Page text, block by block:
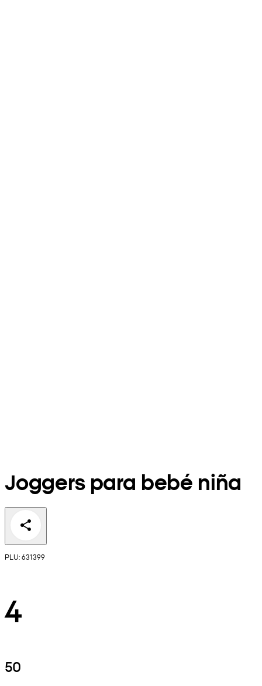
Joggers para bebé niña
PLU: 631399
4
50